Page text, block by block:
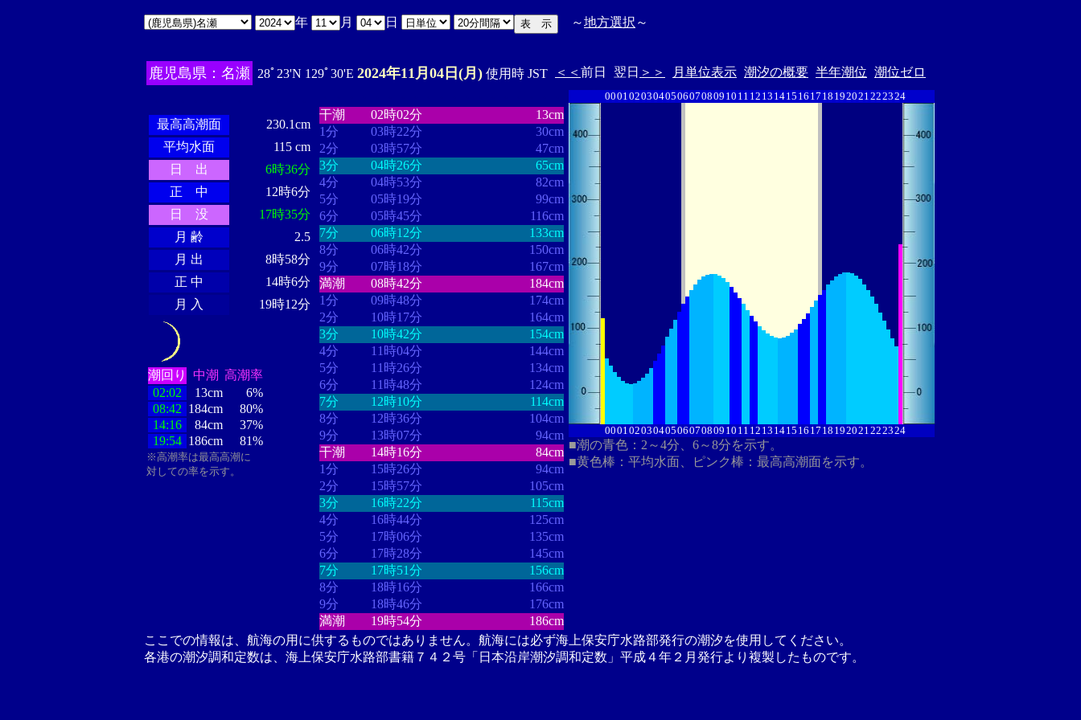
年 月 日 ～地方選択 ～
鹿児島県：名瀬 28ﾟ23'N 129ﾟ30'E 2024年11月04日(月) 使用時 JST ＜＜ 前日 翌日 ＞＞ 月単位表示 潮汐の概要 半年潮位 潮位ゼロ
最高高潮面
230.1cm
平均水面
115 cm
日 出
6時36分
正 中
12時6分
日 没
17時35分
月 齢
2.5
月 出
8時58分
正 中
14時6分
月 入
19時12分
潮回り 中潮 高潮率
02:02
13cm
6%
08:42 184cm
80%
14:16
84cm
37%
19:54 186cm 81%
※高潮率は最高高潮に
対しての率を示す。
干潮
02時02分
13cm
1分
03時22分
30cm
2分
03時57分
47cm
3分
04時26分
65cm
4分
04時53分
82cm
5分
05時19分
99cm
6分
05時45分
116cm
7分
06時12分
133cm
8分
06時42分
150cm
9分
07時18分
167cm
満潮
08時42分
184cm
1分
09時48分
174cm
2分
10時17分
164cm
3分
10時42分
154cm
4分
11時04分
144cm
5分
11時26分
134cm
6分
11時48分
124cm
7分
12時10分
114cm
8分
12時36分
104cm
9分
13時07分
94cm
干潮
14時16分
84cm
1分
15時26分
94cm
2分
15時57分
105cm
3分
16時22分
115cm
4分
16時44分
125cm
5分
17時06分
135cm
6分
17時28分
145cm
7分
17時51分
156cm
8分
18時16分
166cm
9分
18時46分
176cm
満潮
19時54分 186cm
00010203040506070809 10 11 12 13 1415 16 17 18 192021222324
00010203040506070809 10 11 12 13 1415 16 17 18 192021222324
■潮の青色：2～4分、6～8分を示す。
■黄色棒：平均水面、ピンク棒：最高高潮面を示す。
ここでの情報は、航海の用に供するものではありません。航海には必ず海上保安庁水路部発行の潮汐を使用してください。
各港の潮汐調和定数は、海上保安庁水路部書籍７４２号「日本沿岸潮汐調和定数」平成４年２月発行より複製したものです。